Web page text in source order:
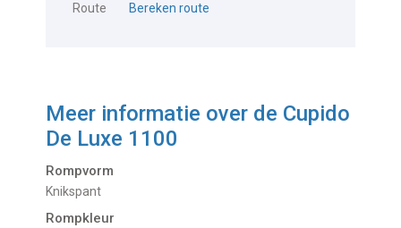
Route
Bereken route
Meer informatie over de Cupido
De Luxe 1100
Rompvorm
Knikspant
Rompkleur